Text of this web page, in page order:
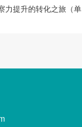
力提升的转化之旅（单